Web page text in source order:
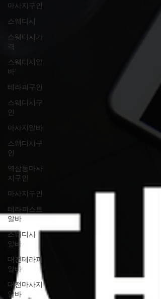
마사지구인
스웨디시
스웨디시가
격
스웨디시알
바'
테라피구인
스웨디시구
인
마사지알바
스웨디시구
인
역삼동마사
지구인
마사지구인
테라피스트
알바
스웨디시
알바
대전테라피
알바
대전마사지
알바